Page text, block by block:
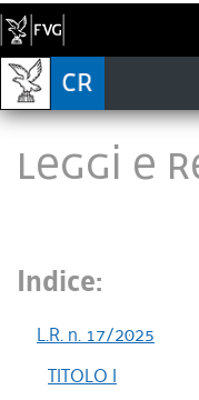
LEGGI E
Indice:
L.R. n. 17/2025
TITOLO I